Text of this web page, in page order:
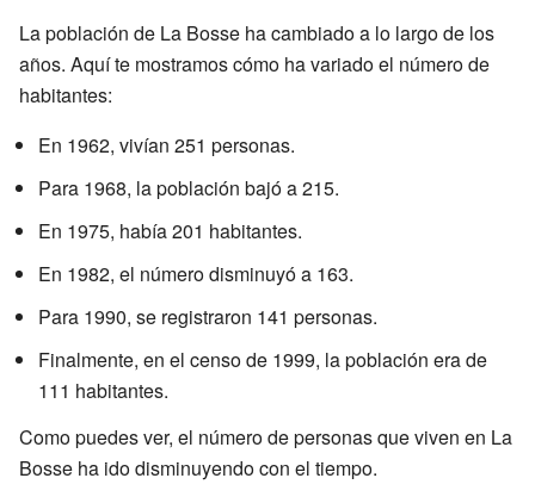
La población de La Bosse ha cambiado a lo largo de los
años. Aquí te mostramos cómo ha variado el número de
habitantes:
En 1962, vivían 251 personas.
Para 1968, la población bajó a 215.
En 1975, había 201 habitantes.
En 1982, el número disminuyó a 163.
Para 1990, se registraron 141 personas.
Finalmente, en el censo de 1999, la población era de
111 habitantes.
Como puedes ver, el número de personas que viven en La
Bosse ha ido disminuyendo con el tiempo.